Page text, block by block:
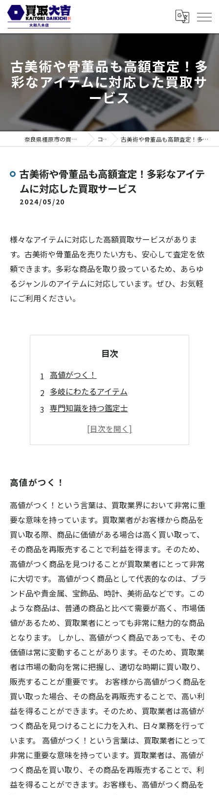
古美術や骨董品も高額査定！多
彩なアイテムに対応した買取サ
ービス
奈良県橿原市の買取なら買取大吉 大和八木店 コラム 古美術や骨董品も高額査定！多彩なアイテムに対応した買取サービス
古美術や骨董品も高額査定！多彩なアイテ
ムに対応した買取サービス
2024/05/20
様々なアイテムに対応した高額買取サービスがありま
す。古美術や骨董品を売りたい方も、安心して査定を依
頼できます。多彩な商品を取り扱っているため、あらゆ
るジャンルのアイテムに対応しています。ぜひ、お気軽
にご利用ください。
目次
高値がつく！
多岐にわたるアイテム
専門知識を持つ鑑定士
手軽に申し込める
高値がつく！
高値がつく！という言葉は、買取業界において非常に重
要な意味を持っています。買取業者がお客様から商品を
買い取る際、商品に価値がある場合は高く買い取って、
その商品を再販売することで利益を得ます。そのため、
高値がつく商品を見つけることが買取業者にとって非常
に大切です。 高値がつく商品として代表的なのは、ブラ
ンド品や貴金属、宝飾品、時計、美術品などです。この
ような商品は、普通の商品と比べて需要が高く、市場価
値があるため、買取業者にとっても非常に魅力的な商品
となります。 しかし、高値がつく商品であっても、その
価値は常に変動することがあります。そのため、買取業
者は市場の動向を常に把握し、適切な時期に買い取り、
販売することが重要です。 お客様から高値がつく商品を
買い取った場合、その商品を再販売することで、高い利
益を得ることができます。そのため、買取業者は高値が
つく商品を見つけることに力を入れ、日々業務を行って
います。 高値がつく！という言葉は、買取業者にとって
非常に重要な意味を持っています。買取業者は、高値が
つく商品を買い取り、その商品を再販売することで、利
益を得ることができます。お客様も、高値がつく商品を